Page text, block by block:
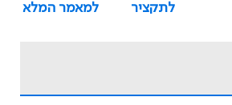
לתקציר
למאמר המלא